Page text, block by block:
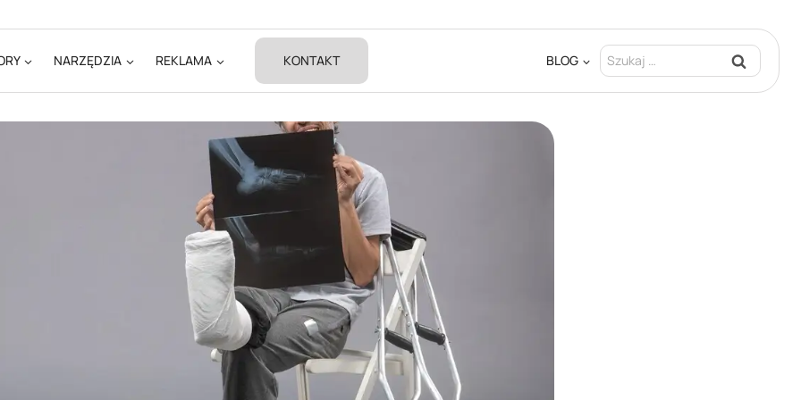
NARZĘDZIA REKLAMA KONTAKT BLOG Szukaj: